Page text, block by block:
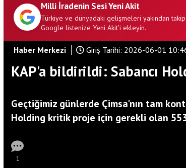
Milli İradenin Sesi Yeni Akit
Türkiye ve dünyadaki gelişmeleri yakından
Google listenize Yeni Akit'i ekleyin.
Haber Merkezi Giriş Tarihi: 2026-06-01
KAP'a bildirildi: Sabancı
Geçtiğimiz günlerde Çimsa'nın tam
Holding kritik proje için gerekli olan
1